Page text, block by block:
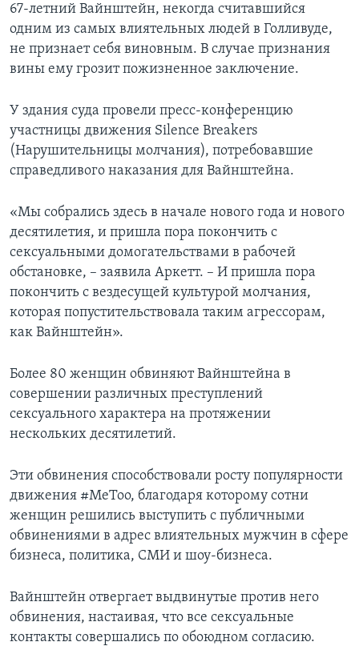
67-летний Вайнштейн, некогда считавшийся
одним из самых влиятельных людей в Голливуде,
не признает себя виновным. В случае признания
вины ему грозит пожизненное заключение.
У здания суда провели пресс-конференцию
участницы движения Silence Breakers
(Нарушительницы молчания), потребовавшие
справедливого наказания для Вайнштейна.
«Мы собрались здесь в начале нового года и нового
десятилетия, и пришла пора покончить с
сексуальными домогательствами в рабочей
обстановке, – заявила Аркетт. – И пришла пора
покончить с вездесущей культурой молчания,
которая попустительствовала таким агрессорам,
как Вайнштейн».
Более 80 женщин обвиняют Вайнштейна в
совершении различных преступлений
сексуального характера на протяжении
нескольких десятилетий.
Эти обвинения способствовали росту популярности
движения #MeToo, благодаря которому сотни
женщин решились выступить с публичными
обвинениями в адрес влиятельных мужчин в сфере
бизнеса, политика, СМИ и шоу-бизнеса.
Вайнштейн отвергает выдвинутые против него
обвинения, настаивая, что все сексуальные
контакты совершались по обоюдном согласию.